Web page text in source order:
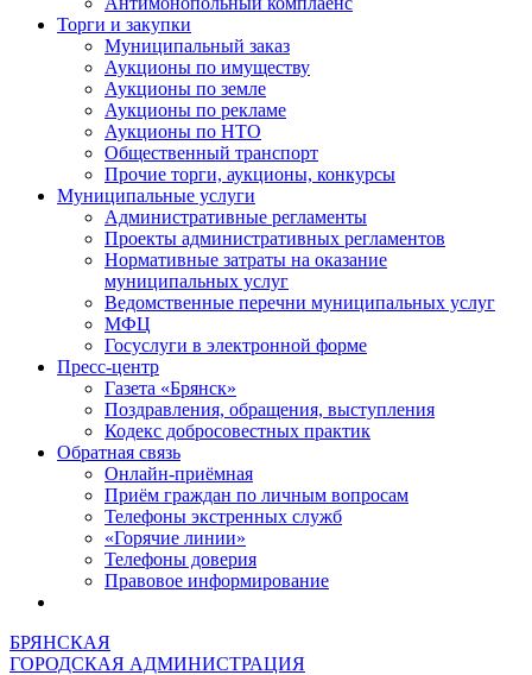
Торги и закупки
Муниципальный заказ
Аукционы по имуществу
Аукционы по земле
Аукционы по рекламе
Аукционы по НТО
Общественный транспорт
Прочие торги, аукционы, конкурсы
Муниципальные услуги
Административные регламенты
Проекты административных регламентов
Нормативные затраты на оказание
муниципальных услуг
Ведомственные перечни муниципальных услуг
МФЦ
Госуслуги в электронной форме
Пресс-центр
Газета «Брянск»
Поздравления, обращения, выступления
Кодекс добросовестных практик
Обратная связь
Онлайн-приёмная
Приём граждан по личным вопросам
Телефоны экстренных служб
«Горячие линии»
Телефоны доверия
Правовое информирование
БРЯНСКАЯ
ГОРОДСКАЯ АДМИНИСТРАЦИЯ